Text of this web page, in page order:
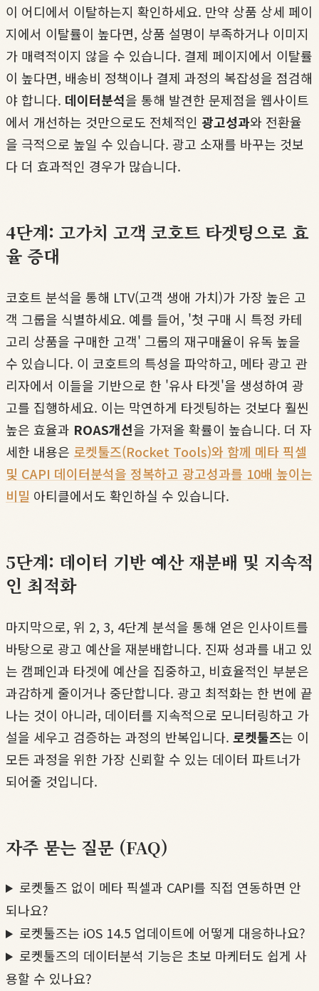
이 어디에서 이탈하는지 확인하세요. 만약 상품 상세 페이
지에서 이탈률이 높다면, 상품 설명이 부족하거나 이미지
가 매력적이지 않을 수 있습니다. 결제 페이지에서 이탈률
이 높다면, 배송비 정책이나 결제 과정의 복잡성을 점검해
야 합니다. 데이터분석을 통해 발견한 문제점을 웹사이트
에서 개선하는 것만으로도 전체적인 광고성과와 전환율
을 극적으로 높일 수 있습니다. 광고 소재를 바꾸는 것보
다 더 효과적인 경우가 많습니다.
4단계: 고가치 고객 코호트 타겟팅으로 효
율 증대
코호트 분석을 통해 LTV(고객 생애 가치)가 가장 높은 고
객 그룹을 식별하세요. 예를 들어, '첫 구매 시 특정 카테
고리 상품을 구매한 고객' 그룹의 재구매율이 유독 높을
수 있습니다. 이 코호트의 특성을 파악하고, 메타 광고 관
리자에서 이들을 기반으로 한 '유사 타겟'을 생성하여 광
고를 집행하세요. 이는 막연하게 타겟팅하는 것보다 훨씬
높은 효율과 ROAS개선을 가져올 확률이 높습니다. 더 자
세한 내용은 로켓툴즈(Rocket Tools)와 함께 메타 픽셀
및 CAPI 데이터분석을 정복하고 광고성과를 10배 높이는
비밀 아티클에서도 확인하실 수 있습니다.
5단계: 데이터 기반 예산 재분배 및 지속적
인 최적화
마지막으로, 위 2, 3, 4단계 분석을 통해 얻은 인사이트를
바탕으로 광고 예산을 재분배합니다. 진짜 성과를 내고 있
는 캠페인과 타겟에 예산을 집중하고, 비효율적인 부분은
과감하게 줄이거나 중단합니다. 광고 최적화는 한 번에 끝
나는 것이 아니라, 데이터를 지속적으로 모니터링하고 가
설을 세우고 검증하는 과정의 반복입니다. 로켓툴즈는 이
모든 과정을 위한 가장 신뢰할 수 있는 데이터 파트너가
되어줄 것입니다.
자주 묻는 질문 (FAQ)
로켓툴즈 없이 메타 픽셀과 CAPI를 직접 연동하면 안
되나요?
로켓툴즈는 iOS 14.5 업데이트에 어떻게 대응하나요?
로켓툴즈의 데이터분석 기능은 초보 마케터도 쉽게 사
용할 수 있나요?